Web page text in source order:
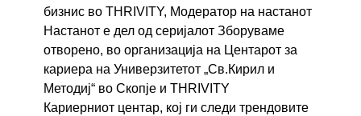
бизнис во THRIVITY, Модератор на настанот
Настанот е дел од серијалот Зборуваме
отворено, во организација на Центарот за
кариера на Универзитетот „Св.Кирил и
Методиј“ во Скопје и THRIVITY
Кариерниот центар, кој ги следи трендовите